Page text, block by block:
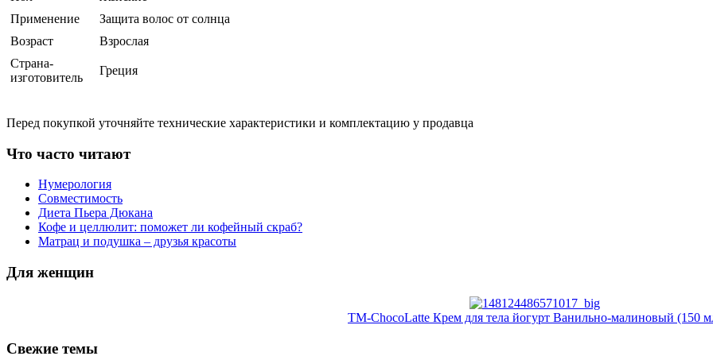
Применение
Защита волос от солнца
Возраст
Взрослая
Страна-
изготовитель
Греция
Перед покупкой уточняйте технические характеристики и комплектацию у продавца
Что часто читают
Нумерология
Совместимость
Диета Пьера Дюкана
Кофе и целлюлит: поможет ли кофейный скраб?
Матрац и подушка – друзья красоты
Для женщин
TM-ChocoLatte Крем для тела йогурт Ванильно-малиновый (150
Свежие темы